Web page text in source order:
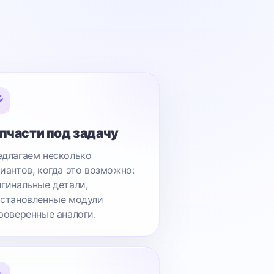
под задачу
несколько
когда это возможно:
детали,
модули
аналоги.